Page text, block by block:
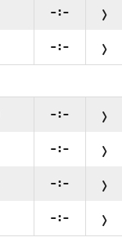
:
:
:
:
:
: